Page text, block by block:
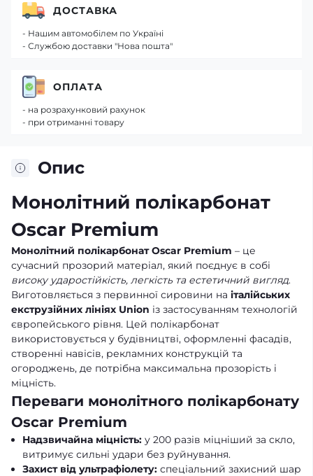
Опис
Монолітний полікарбонат
Oscar Premium
Монолітний полікарбонат Oscar Premium – це
сучасний прозорий матеріал, який поєднує в собі
високу ударостійкість, легкість та естетичний вигляд.
Виготовляється з первинної сировини на італійських
екструзійних лініях Union із застосуванням технологій
європейського рівня. Цей полікарбонат
використовується у будівництві, оформленні фасадів,
створенні навісів, рекламних конструкцій та
огороджень, де потрібна максимальна прозорість і
міцність.
Переваги монолітного полікарбонату
Oscar Premium
Надзвичайна міцність: у 200 разів міцніший за скло,
витримує сильні удари без руйнування.
Захист від ультрафіолету: спеціальний захисний шар
ДОСТАВКА
- Нашим автомобілем по Україні
- Службою доставки "Нова пошта"
ОПЛАТА
- на розрахунковий рахунок
- при отриманні товару